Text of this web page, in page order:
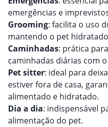
emergências e
Grooming: facilita o uso
mantendo o pet
Caminhadas: prática
caminhadas diárias com
Pet sitter: ideal para
estiver fora de casa,
alimentado e hidratado.
Dia a dia: indispensável
alimentação do pet.